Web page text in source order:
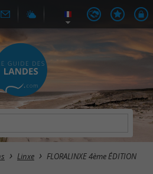
Linxe FLORALINXE 4ème ÉDITION